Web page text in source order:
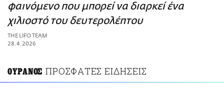
φαινόμενο που μπορεί να διαρκεί ένα
χιλιοστό του δευτερολέπτου
THE LIFO TEAM
28.4.2026
ΟΥΡΑΝΟΣ ΠΡΟΣΦΑΤΕΣ ΕΙΔΗΣΕΙΣ